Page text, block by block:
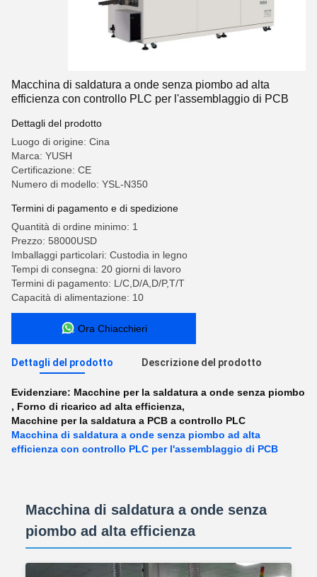
Macchina di saldatura a onde senza piombo ad alta
efficienza con controllo PLC per l'assemblaggio di PCB
Dettagli del prodotto
Luogo di origine: Cina
Marca: YUSH
Certificazione: CE
Numero di modello: YSL-N350
Termini di pagamento e di spedizione
Quantità di ordine minimo: 1
Prezzo: 58000USD
Imballaggi particolari: Custodia in legno
Tempi di consegna: 20 giorni di lavoro
Termini di pagamento: L/C,D/A,D/P,T/T
Capacità di alimentazione: 10
Ora Chiacchieri
Dettagli del prodotto Descrizione del prodotto
Evidenziare: Macchine per la saldatura a onde senza piombo
, Forno di ricarico ad alta efficienza,
Macchine per la saldatura a PCB a controllo PLC
Macchina di saldatura a onde senza piombo ad alta
efficienza con controllo PLC per l'assemblaggio di PCB
Macchina di saldatura a onde senza
piombo ad alta efficienza